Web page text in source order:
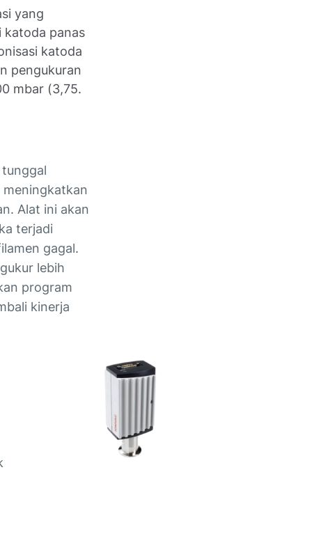
yang
katoda panas
katoda
pengukuran
mbar (3,75.
meningkatkan
Alat ini akan
terjadi
gagal.
lebih
program
kinerja